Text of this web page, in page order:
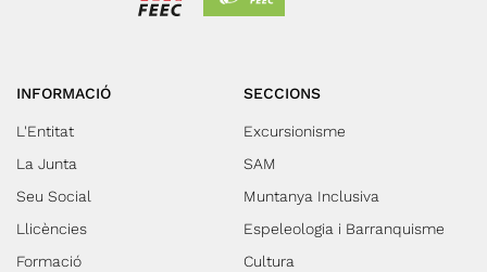
INFORMACIÓ
L'Entitat
La Junta
Seu Social
Llicències
Formació
SECCIONS
Excursionisme
SAM
Muntanya Inclusiva
Espeleologia i Barranquisme
Cultura